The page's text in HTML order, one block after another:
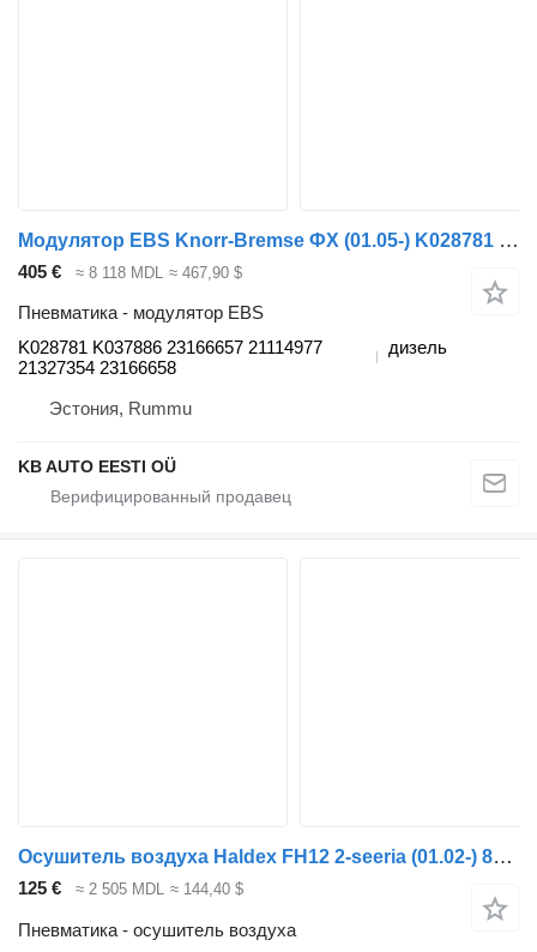
Модулятор EBS Knorr-Bremse ФХ (01.05-) K028781 K037886 для грузовика Volvo FH12, FH16, NH12, FH, VNL780 (1993-2014)
405 € ≈ 8 118 MDL ≈ 467,90 $
Пневматика - модулятор EBS
K028781 K037886 23166657 21114977
21327354 23166658
дизель
Эстония, Rummu
KB AUTO EESTI OÜ
Осушитель воздуха Haldex FH12 2-seeria (01.02-) 87025 для грузовика Volvo FH12, FH16, NH12, FH, VNL780 (1993-2014)
125 € ≈ 2 505 MDL ≈ 144,40 $
Пневматика - осушитель воздуха